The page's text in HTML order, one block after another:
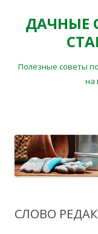
ДАЧНЫЕ
Полезные советы
на
СЛОВО